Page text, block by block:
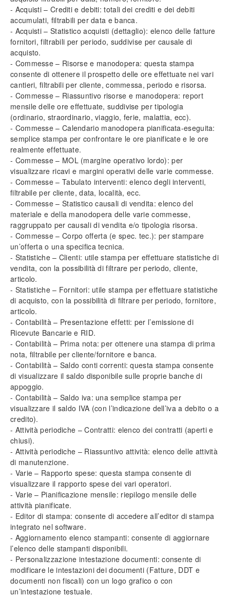
- Acquisti – Crediti e debiti: totali dei crediti e dei debiti
accumulati, filtrabili per data e banca.
- Acquisti – Statistico acquisti (dettaglio): elenco delle fatture
fornitori, filtrabili per periodo, suddivise per causale di
acquisto.
- Commesse – Risorse e manodopera: questa stampa
consente di ottenere il prospetto delle ore effettuate nei vari
cantieri, filtrabili per cliente, commessa, periodo e risorsa.
- Commesse – Riassuntivo risorse e manodopera: report
mensile delle ore effettuate, suddivise per tipologia
(ordinario, straordinario, viaggio, ferie, malattia, ecc).
- Commesse – Calendario manodopera pianificata-eseguita:
semplice stampa per confrontare le ore pianificate e le ore
realmente effettuate.
- Commesse – MOL(margine operativo lordo): per
visualizzare ricavi e margini operativi delle varie commesse.
- Commesse – Tabulato interventi: elenco degli interventi,
filtrabile per cliente, data, località, ecc.
- Commesse – Statistico causali di vendita: elenco del
materiale e della manodopera delle varie commesse,
raggruppato per causali di vendita e/o tipologia risorsa.
- Commesse – Corpo offerta (e spec. tec.): per stampare
un’offerta o una specifica tecnica.
- Statistiche – Clienti: utile stampa per effettuare statistiche di
vendita, con la possibilità di filtrare per periodo, cliente,
articolo.
- Statistiche – Fornitori: utile stampa per effettuare statistiche
di acquisto, con la possibilità di filtrare per periodo, fornitore,
articolo.
- Contabilità – Presentazione effetti: per l’emissione di
Ricevute Bancarie e RID.
- Contabilità – Prima nota: per ottenere una stampa di prima
nota, filtrabile per cliente/fornitore e banca.
- Contabilità – Saldo conti correnti: questa stampa consente
di visualizzare il saldo disponibile sulle proprie banche di
appoggio.
- Contabilità – Saldo iva: una semplice stampa per
visualizzare il saldo IVA (con l’indicazione dell’iva a debito o a
credito).
- Attività periodiche – Contratti: elenco dei contratti (aperti e
chiusi).
- Attività periodiche – Riassuntivo attività: elenco delle attività
di manutenzione.
- Varie – Rapporto spese: questa stampa consente di
visualizzare il rapporto spese dei vari operatori.
- Varie – Pianificazione mensile: riepilogo mensile delle
attività pianificate.
- Editor di stampa: consente di accedere all’editor di stampa
integrato nel software.
- Aggiornamento elenco stampanti: consente di aggiornare
l’elenco delle stampanti disponibili.
- Personalizzazione intestazione documenti: consente di
modificare le intestazioni dei documenti (Fatture, DDT e
documenti non fiscali) con un logo grafico o con
un’intestazione testuale.